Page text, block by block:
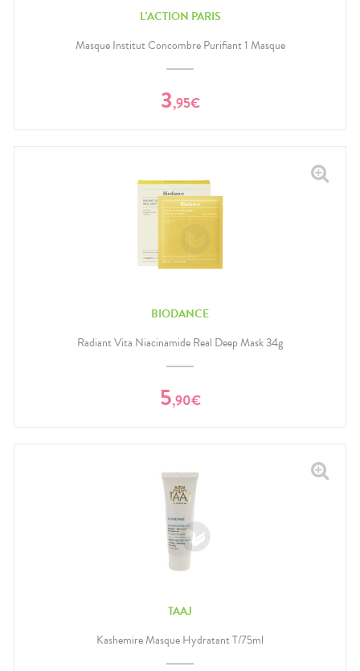
L'ACTION PARIS
Masque Institut Concombre Purifiant 1 Masque
3,95€
BIODANCE
Radiant Vita Niacinamide Real Deep Mask 34g
5,90€
TAAJ
Kashemire Masque Hydratant T/75ml